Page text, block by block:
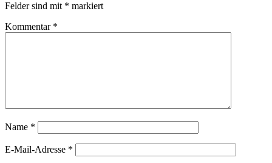
Felder sind mit * markiert
Kommentar *
Name *
E-Mail-Adresse *